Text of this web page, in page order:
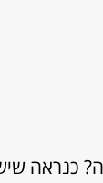
כנראה